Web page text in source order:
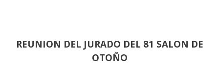
REUNION DEL JURADO DEL 81 SALON DE
OTOÑO